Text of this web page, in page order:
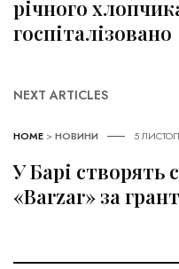
річного
госпіталізовано
NEXT ARTICLES
HOME >НОВИНИ 5
У Барі створять
«Barzar» за